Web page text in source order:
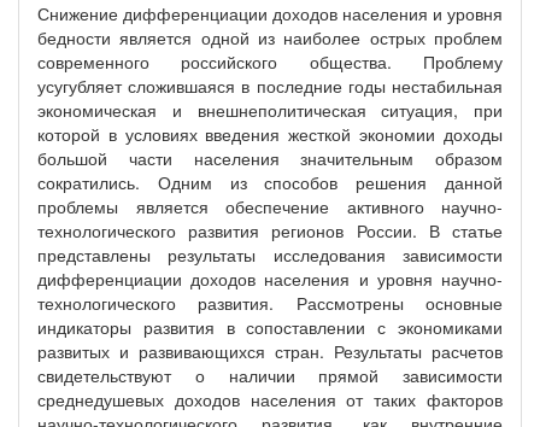
Снижение дифференциации доходов населения и уровня
бедности является одной из наиболее острых проблем
современного российского общества. Проблему
усугубляет сложившаяся в последние годы нестабильная
экономическая и внешнеполитическая ситуация, при
которой в условиях введения жесткой экономии доходы
большой части населения значительным образом
сократились. Одним из способов решения данной
проблемы является обеспечение активного научно-
технологического развития регионов России. В статье
представлены результаты исследования зависимости
дифференциации доходов населения и уровня научно-
технологического развития. Рассмотрены основные
индикаторы развития в сопоставлении с экономиками
развитых и развивающихся стран. Результаты расчетов
свидетельствуют о наличии прямой зависимости
среднедушевых доходов населения от таких факторов